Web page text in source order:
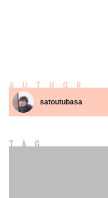
AUTHOR
satoutubasa
TAG